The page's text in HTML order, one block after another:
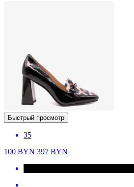
Быстрый просмотр
35
100 BYN397BYN